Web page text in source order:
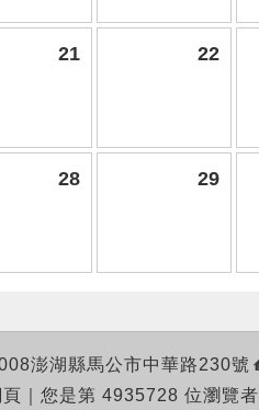
21 22
28 29
澎湖縣馬公市中華路230號
您是第 4935728 位瀏覽者